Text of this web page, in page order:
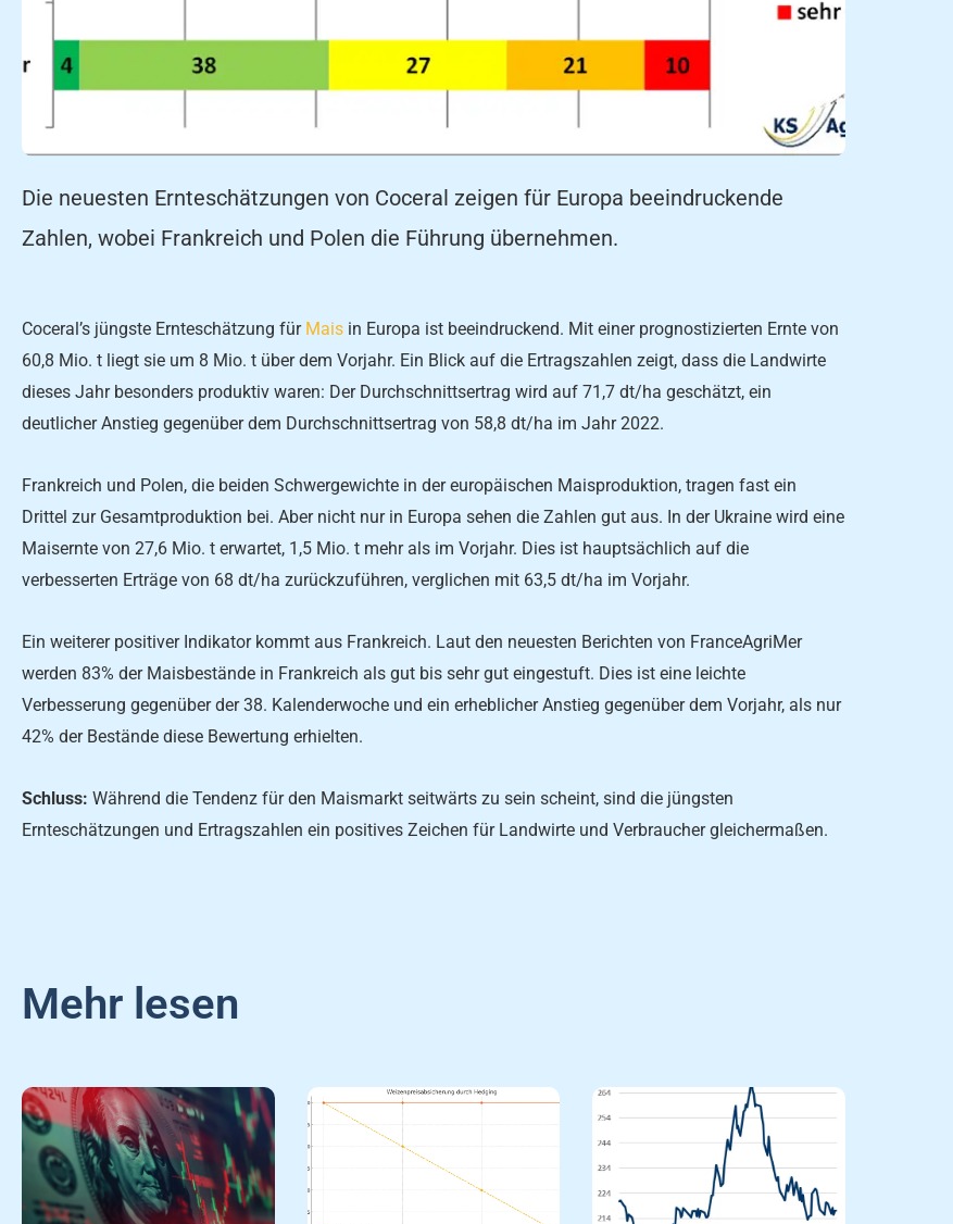
Die neuesten Ernteschätzungen von Coceral zeigen für Europa beeindruckende
Zahlen, wobei Frankreich und Polen die Führung übernehmen.
Coceral’s jüngste Ernteschätzung für Mais in Europa ist beeindruckend. Mit einer prognostizierten Ernte von
60,8 Mio. t liegt sie um 8 Mio. t über dem Vorjahr. Ein Blick auf die Ertragszahlen zeigt, dass die Landwirte
dieses Jahr besonders produktiv waren: Der Durchschnittsertrag wird auf 71,7 dt/ha geschätzt, ein
deutlicher Anstieg gegenüber dem Durchschnittsertrag von 58,8 dt/ha im Jahr 2022.
Frankreich und Polen, die beiden Schwergewichte in der europäischen Maisproduktion, tragen fast ein
Drittel zur Gesamtproduktion bei. Aber nicht nur in Europa sehen die Zahlen gut aus. In der Ukraine wird eine
Maisernte von 27,6 Mio. t erwartet, 1,5 Mio. t mehr als im Vorjahr. Dies ist hauptsächlich auf die
verbesserten Erträge von 68 dt/ha zurückzuführen, verglichen mit 63,5 dt/ha im Vorjahr.
Ein weiterer positiver Indikator kommt aus Frankreich. Laut den neuesten Berichten von FranceAgriMer
werden 83% der Maisbestände in Frankreich als gut bis sehr gut eingestuft. Dies ist eine leichte
Verbesserung gegenüber der 38. Kalenderwoche und ein erheblicher Anstieg gegenüber dem Vorjahr, als nur
42% der Bestände diese Bewertung erhielten.
Schluss: Während die Tendenz für den Maismarkt seitwärts zu sein scheint, sind die jüngsten
Ernteschätzungen und Ertragszahlen ein positives Zeichen für Landwirte und Verbraucher gleichermaßen.
Mehr lesen